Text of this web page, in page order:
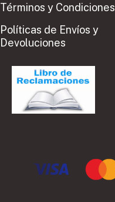
Términos y Condiciones
Políticas de Envíos y
Devoluciones